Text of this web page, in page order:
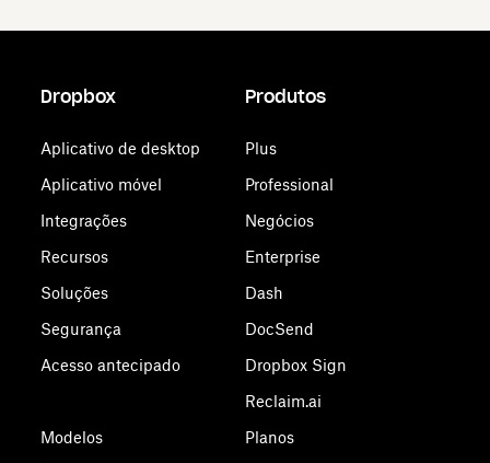
Dropbox
Aplicativo de desktop
Aplicativo móvel
Integrações
Recursos
Soluções
Segurança
Acesso antecipado
Modelos
Produtos
Plus
Professional
Negócios
Enterprise
Dash
DocSend
Dropbox Sign
Reclaim.ai
Planos